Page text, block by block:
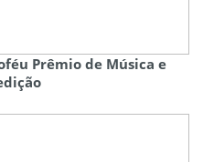
Prêmio de Música e